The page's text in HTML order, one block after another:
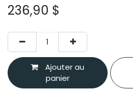
236,90 $
Ajouter au
panier